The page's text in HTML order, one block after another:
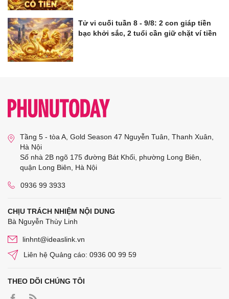
Tử vi cuối tuần 8 - 9/8: 2 con giáp tiền
bạc khởi sắc, 2 tuổi cần giữ chặt ví tiền
Tầng 5 - tòa A, Gold Season 47 Nguyễn Tuân, Thanh Xuân,
Hà Nội
Số nhà 2B ngõ 175 đường Bát Khối, phường Long Biên,
quận Long Biên, Hà Nội
0936 99 3933
CHỊU TRÁCH NHIỆM NỘI DUNG
Bà Nguyễn Thùy Linh
linhnt@ideaslink.vn
Liên hệ Quảng cáo: 0936 00 99 59
THEO DÕI CHÚNG TÔI